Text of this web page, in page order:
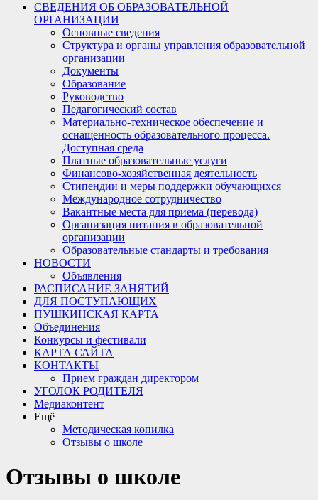
СВЕДЕНИЯ ОБ ОБРАЗОВАТЕЛЬНОЙ
ОРГАНИЗАЦИИ
Основные сведения
Структура и органы управления образовательной
организации
Документы
Образование
Руководство
Педагогический состав
Материально-техническое обеспечение и
оснащенность образовательного процесса.
Доступная среда
Платные образовательные услуги
Финансово-хозяйственная деятельность
Стипендии и меры поддержки обучающихся
Международное сотрудничество
Вакантные места для приема (перевода)
Организация питания в образовательной
организации
Образовательные стандарты и требования
НОВОСТИ
Объявления
РАСПИСАНИЕ ЗАНЯТИЙ
ДЛЯ ПОСТУПАЮЩИХ
ПУШКИНСКАЯ КАРТА
Объединения
Конкурсы и фестивали
КАРТА САЙТА
КОНТАКТЫ
Прием граждан директором
УГОЛОК РОДИТЕЛЯ
Медиаконтент
Ещё
Методическая копилка
Отзывы о школе
Отзывы о школе